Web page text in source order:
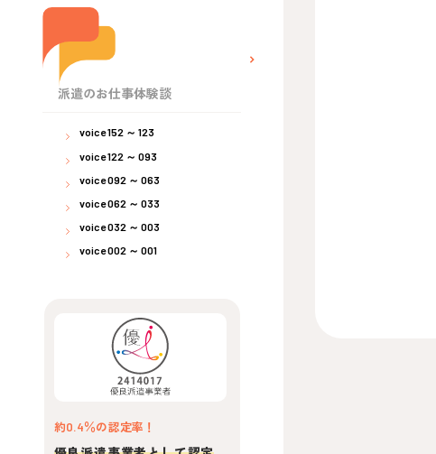
派遣のお仕事体験談
voice 152 ～ 123
voice 122 ～ 093
voice 092 ～ 063
voice 062 ～ 033
voice 032 ～ 003
voice 002 ～ 001
約0.4％の認定率！